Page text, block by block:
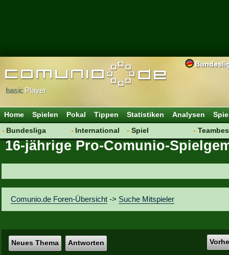
basicPlayer
Home Spielen Pokal Tippen Statistiken Analysen
Bundesliga
Hot News
Vereinsdiskussion
Vereinsfragen
International
Vereine
Spiel
Regeln & Tipps
16-jährige Pro-Comunio-
Comunio.de Foren-Übersicht -> Suche Mitspieler
Neues Thema Antworten